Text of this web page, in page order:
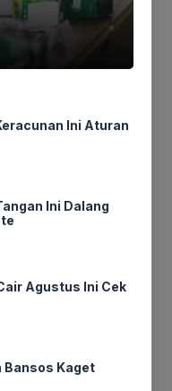
Ini Aturan
Ini Dalang
Agustus Ini Cek
Kaget